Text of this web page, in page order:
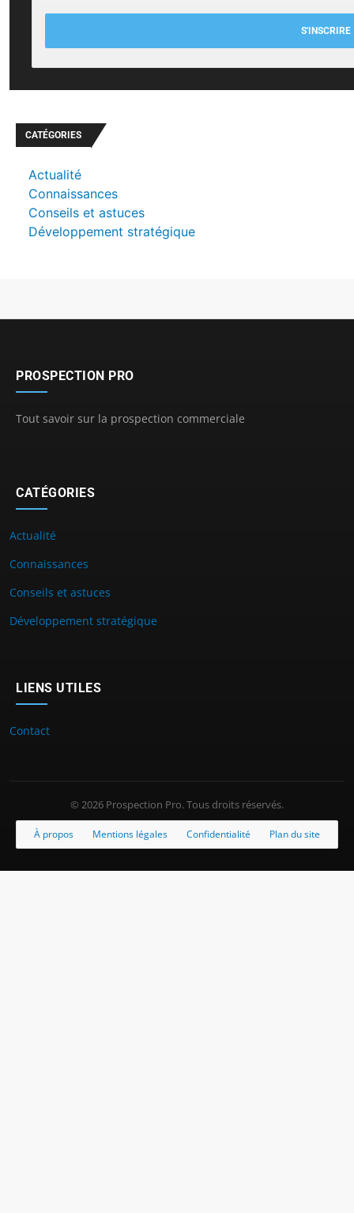
S'INSCRIRE
CATÉGORIES
Actualité
Connaissances
Conseils et astuces
Développement stratégique
PROSPECTION PRO
Tout savoir sur la prospection commerciale
CATÉGORIES
Actualité
Connaissances
Conseils et astuces
Développement stratégique
LIENS UTILES
Contact
© 2026 Prospection Pro. Tous droits réservés.
À propos Mentions légales Confidentialité Plan du site